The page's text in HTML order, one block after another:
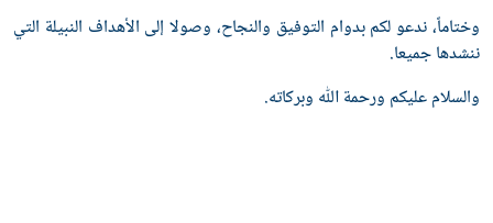
وختاماً، ندعو لكم بدوام التوفيق والنجاح، وصولا إلى الأهداف النبيلة التي
ننشدها جميعا.
والسلام عليكم ورحمة ﷲ وبركاته.